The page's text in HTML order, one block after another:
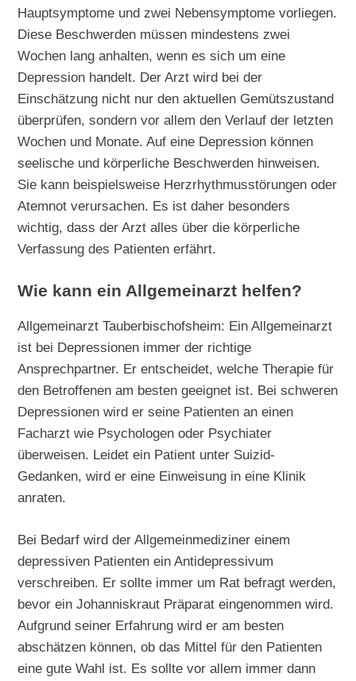
Hauptsymptome und zwei Nebensymptome vorliegen.
Diese Beschwerden müssen mindestens zwei
Wochen lang anhalten, wenn es sich um eine
Depression handelt. Der Arzt wird bei der
Einschätzung nicht nur den aktuellen Gemütszustand
überprüfen, sondern vor allem den Verlauf der letzten
Wochen und Monate. Auf eine Depression können
seelische und körperliche Beschwerden hinweisen.
Sie kann beispielsweise Herzrhythmusstörungen oder
Atemnot verursachen. Es ist daher besonders
wichtig, dass der Arzt alles über die körperliche
Verfassung des Patienten erfährt.
Wie kann ein Allgemeinarzt helfen?
Allgemeinarzt Tauberbischofsheim: Ein Allgemeinarzt
ist bei Depressionen immer der richtige
Ansprechpartner. Er entscheidet, welche Therapie für
den Betroffenen am besten geeignet ist. Bei schweren
Depressionen wird er seine Patienten an einen
Facharzt wie Psychologen oder Psychiater
überweisen. Leidet ein Patient unter Suizid-
Gedanken, wird er eine Einweisung in eine Klinik
anraten.
Bei Bedarf wird der Allgemeinmediziner einem
depressiven Patienten ein Antidepressivum
verschreiben. Er sollte immer um Rat befragt werden,
bevor ein Johanniskraut Präparat eingenommen wird.
Aufgrund seiner Erfahrung wird er am besten
abschätzen können, ob das Mittel für den Patienten
eine gute Wahl ist. Es sollte vor allem immer dann